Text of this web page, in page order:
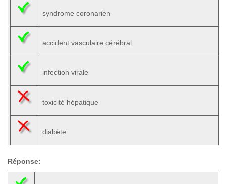
syndrome coronarien
accident vasculaire cérébral
infection virale
toxicité hépatique
diabète
Réponse: